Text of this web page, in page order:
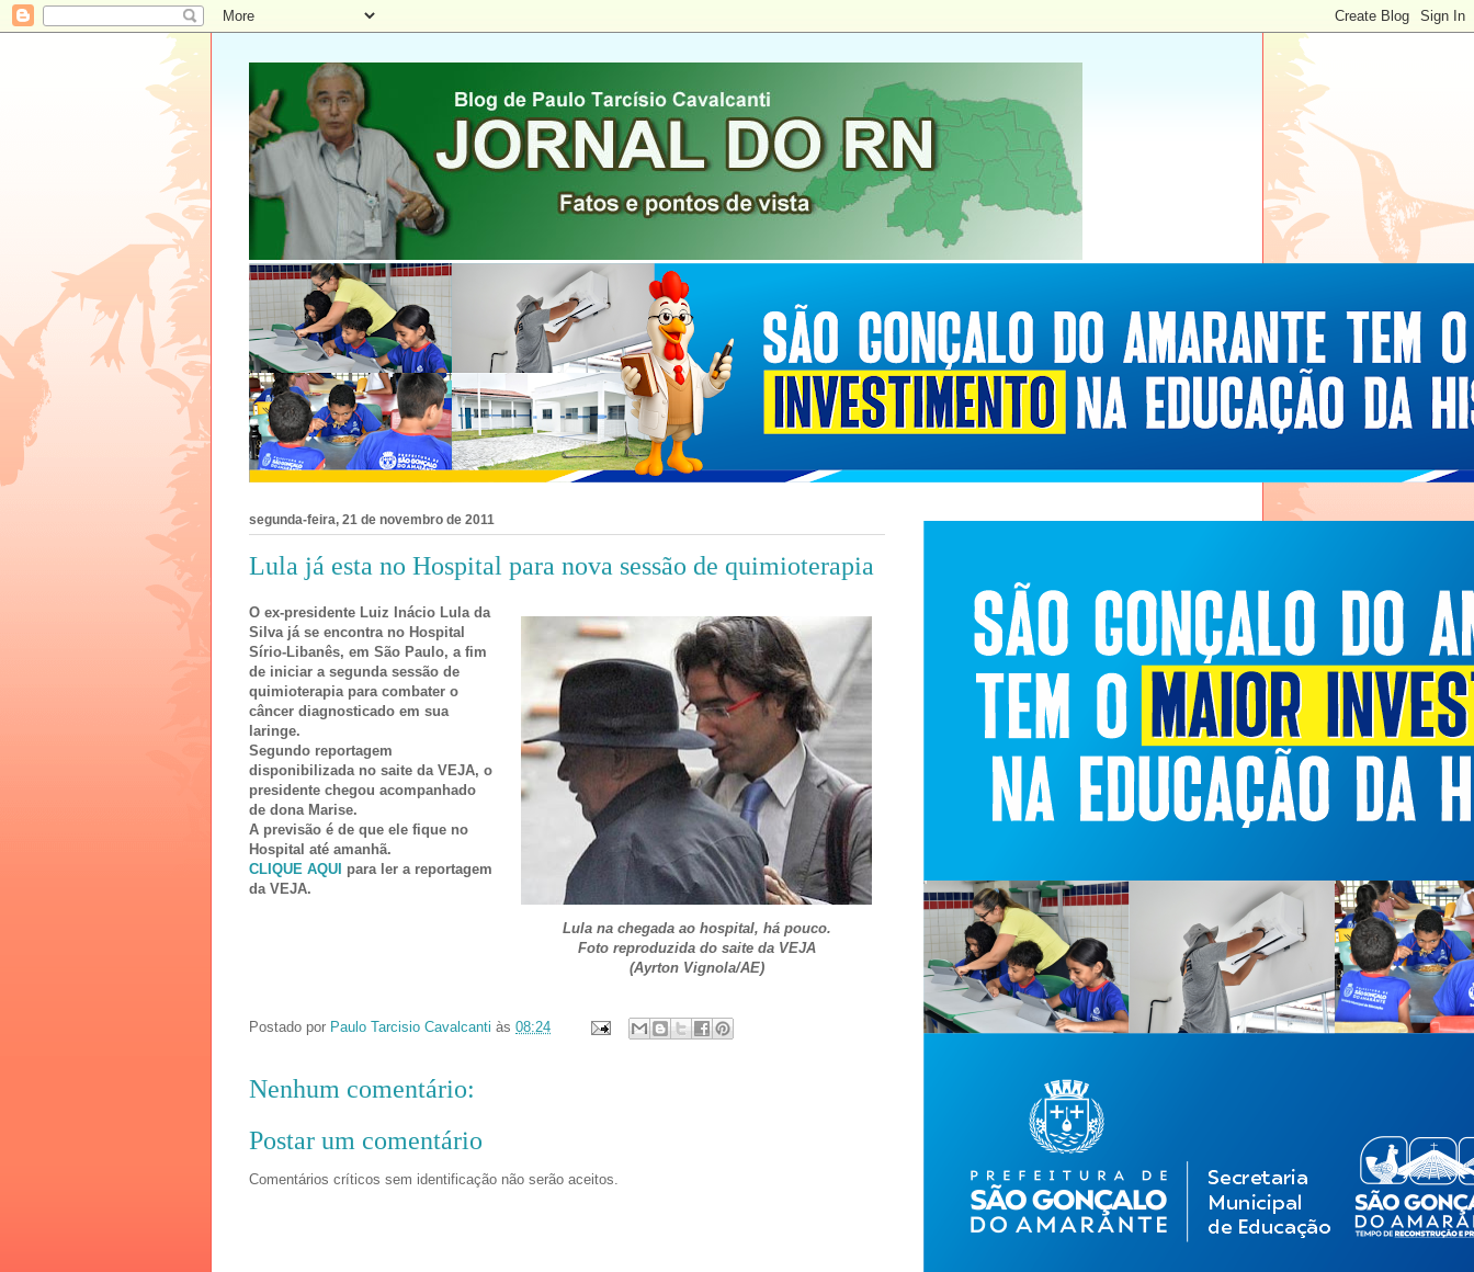
segunda-feira, 21 de novembro de 2011
Lula já esta no Hospital para nova sessão de quimioterapia
Lula na chegada ao hospital, há pouco.
Foto reproduzida do saite da VEJA
(Ayrton Vignola/AE)
O ex-presidente Luiz Inácio Lula da
Silva já se encontra no Hospital
Sírio-Libanês, em São Paulo, a fim
de iniciar a segunda sessão de
quimioterapia para combater o
câncer diagnosticado em sua
laringe.
Segundo reportagem
disponibilizada no saite da VEJA, o
presidente chegou acompanhado
de dona Marise.
A previsão é de que ele fique no
Hospital até amanhã.
CLIQUE AQUI para ler a reportagem
da VEJA.
Postado por Paulo Tarcisio Cavalcanti às 08:24
Nenhum comentário:
Postar um comentário
Comentários críticos sem identificação não serão aceitos.